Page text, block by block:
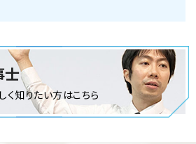
士
く知りたい方はこちら